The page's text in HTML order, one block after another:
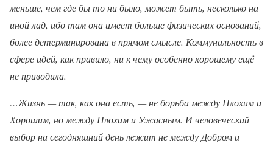
меньше, чем где бы то ни было, может быть, несколько на
иной лад, ибо там она имеет больше физических оснований,
более детерминирована в прямом смысле. Коммунальность в
сфере идей, как правило, ни к чему особенно хорошему ещё
не приводила.
…Жизнь — так, как она есть, — не борьба между Плохим и
Хорошим, но между Плохим и Ужасным. И человеческий
выбор на сегодняшний день лежит не между Добром и